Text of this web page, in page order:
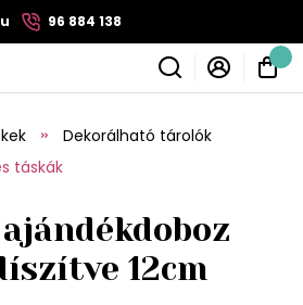
96 884 138
Dekorálható tárolók
táskák
12cm